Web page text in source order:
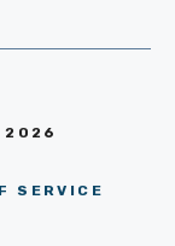
2026
SERVICE